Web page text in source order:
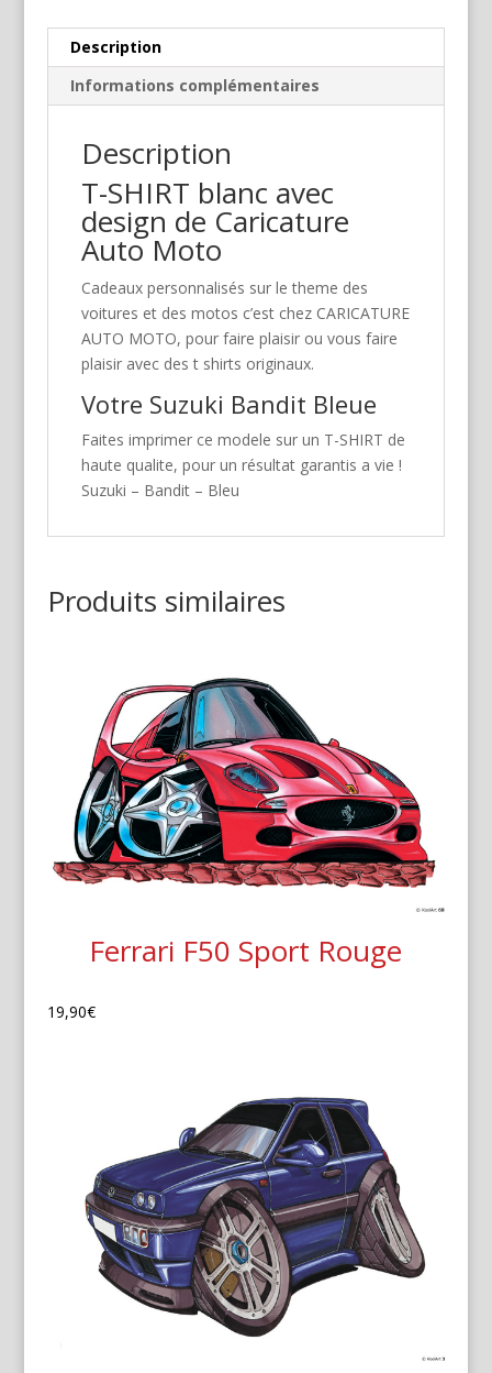
Description
Informations complémentaires
Description
T-SHIRT blanc avec
design de Caricature
Auto Moto
Cadeaux personnalisés sur le theme des
voitures et des motos c’est chez CARICATURE
AUTO MOTO, pour faire plaisir ou vous faire
plaisir avec des t shirts originaux.
Votre Suzuki Bandit Bleue
Faites imprimer ce modele sur un T-SHIRT de
haute qualite, pour un résultat garantis a vie !
Suzuki – Bandit – Bleu
Produits similaires
Ferrari F50 Sport Rouge
19,90€